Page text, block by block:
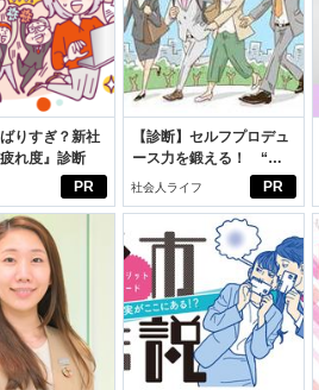
PR
りすぎ？新社
れ度』診断
PR
【診断】セルフプロデュ
ース力を鍛える！ “ジ
ブン観”診断
社会人ライフ